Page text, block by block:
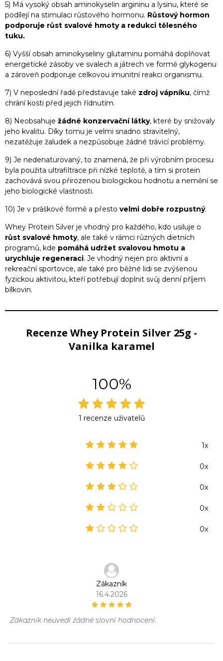
5) Má vysoký obsah aminokyselin argininu a lysinu, které se
podílejí na stimulaci růstového hormonu. Růstový hormon
podporuje růst svalové hmoty a redukci tělesného
tuku.
6) Vyšší obsah aminokyseliny glutaminu pomáhá doplňovat
energetické zásoby ve svalech a játrech ve formě glykogenu
a zároveň podporuje celkovou imunitní reakci organismu.
7) V neposlední řadě představuje také zdroj vápníku, čímž
chrání kosti před jejich řídnutím.
8) Neobsahuje žádné konzervační látky, které by snižovaly
jeho kvalitu. Díky tomu je velmi snadno stravitelný,
nezatěžuje žaludek a nezpůsobuje žádné trávicí problémy.
9) Je nedenaturovaný, to znamená, že při výrobním procesu
byla použita ultrafiltrace při nízké teplotě, a tím si protein
zachovává svou přirozenou biologickou hodnotu a nemění se
jeho biologické vlastnosti.
10) Je v práškové formě a přesto velmi dobře rozpustný.
Whey Protein Silver je vhodný pro každého, kdo usiluje o
růst svalové hmoty, ale také v rámci různých dietních
programů, kde pomáhá udržet svalovou hmotu a
urychluje regeneraci. Je vhodný nejen pro aktivní a
rekreační sportovce, ale také pro běžné lidi se zvýšenou
fyzickou aktivitou, kteří potřebují doplnit svůj denní příjem
bílkovin.
Recenze Whey Protein Silver 25g -
Vanilka karamel
100%
1 recenze uživatelů
1x
0x
0x
0x
0x
Zákazník
16.4.2026
Zákazník neuvedl žádné slovní hodnocení.